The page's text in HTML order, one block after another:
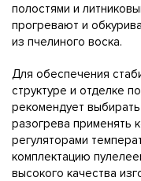
полостями и
прогревают и
из пчелиного воска.
Для обеспечения
структуре и отделке
рекомендует
разогрева применять
регуляторами
комплектацию
высокого качества